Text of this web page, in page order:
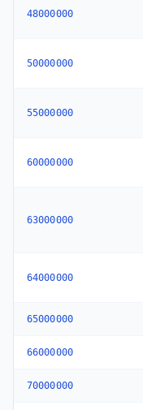
48000000
50000000
55000000
60000000
63000000
64000000
65000000
66000000
70000000